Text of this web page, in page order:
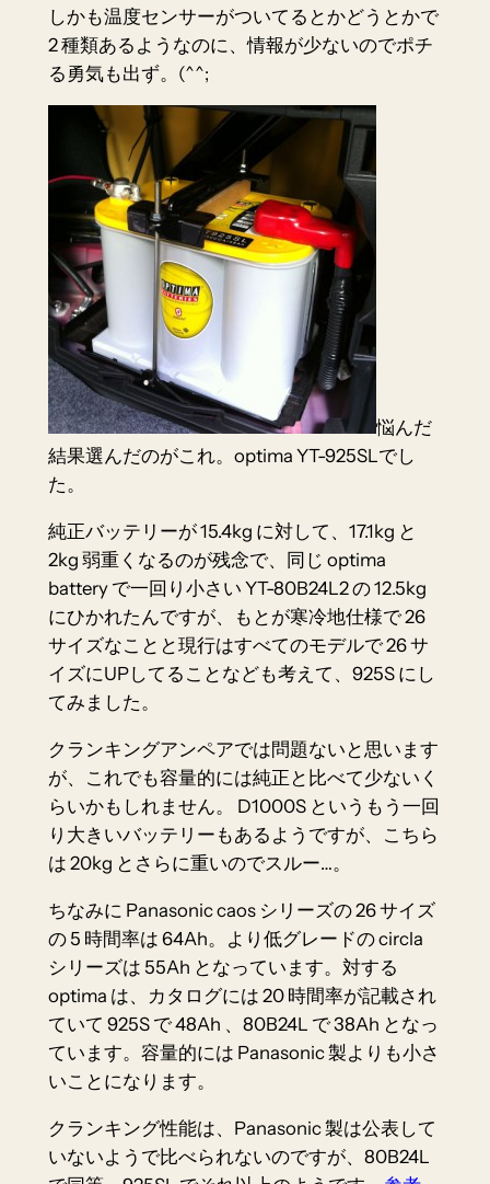
しかも温度センサーがついてるとかどうとかで
2 種類あるようなのに、情報が少ないのでポチ
る勇気も出ず。(^^;
悩んだ
結果選んだのがこれ。 optima YT-925SLでし
た。
純正バッテリーが15.4kg に対して、 17.1kg と
2kg 弱重くなるのが残念で、同じ optima
battery で一回り小さい YT-80B24L2の12.5kg
にひかれたんですが、もとが寒冷地仕様で 26
サイズなことと現行はすべてのモデルで 26 サ
イズにUPしてることなども考えて、925S にし
てみました。
クランキングアンペアでは問題ないと思います
が、これでも容量的には純正と比べて少ないく
らいかもしれません。 D1000Sというもう一回
り大きいバッテリーもあるようですが、こちら
は 20kg とさらに重いのでスルー…。
ちなみに Panasonic caos シリーズの 26 サイズ
の 5 時間率は 64Ah。より低グレードの circla
シリーズは 55Ah となっています。対する
optima は、カタログには 20 時間率が記載され
ていて 925S で 48Ah 、80B24L で 38Ah となっ
ています。容量的には Panasonic 製よりも小さ
いことになります。
クランキング性能は、Panasonic 製は公表して
いないようで比べられないのですが、80B24L